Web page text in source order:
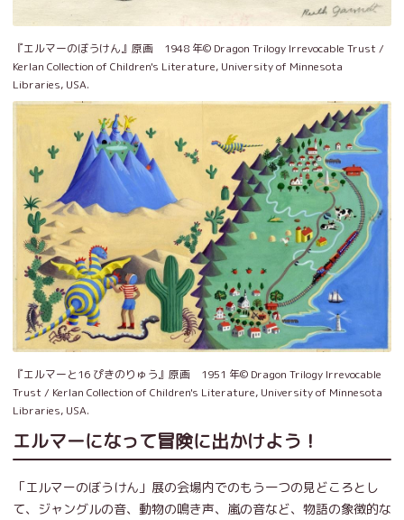
『エルマーのぼうけん』原画 1948 年© Dragon Trilogy Irrevocable Trust /
Kerlan Collection of Children's Literature, University of Minnesota
Libraries, USA.
『エルマーと16 ぴきのりゅう』原画 1951 年© Dragon Trilogy Irrevocable
Trust / Kerlan Collection of Children's Literature, University of Minnesota
Libraries, USA.
エルマーになって冒険に出かけよう！
「エルマーのぼうけん」展の会場内でのもう一つの見どころとし
て、ジャングルの音、動物の鳴き声、嵐の音など、物語の象徴的な